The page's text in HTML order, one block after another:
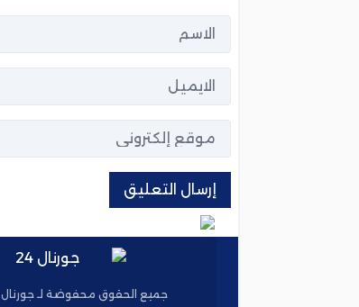
جميع الحقوق محفوضة لـ جورنال 24 2025 ©